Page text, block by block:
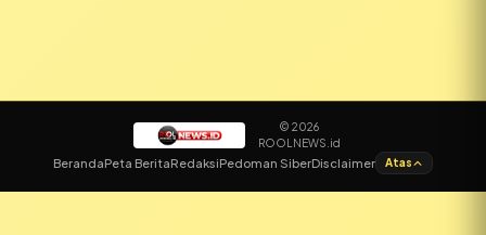
✕
© 2026
ROOLNEWS.id
BerandaPeta BeritaRedaksiPedoman SiberDisclaimer Atas